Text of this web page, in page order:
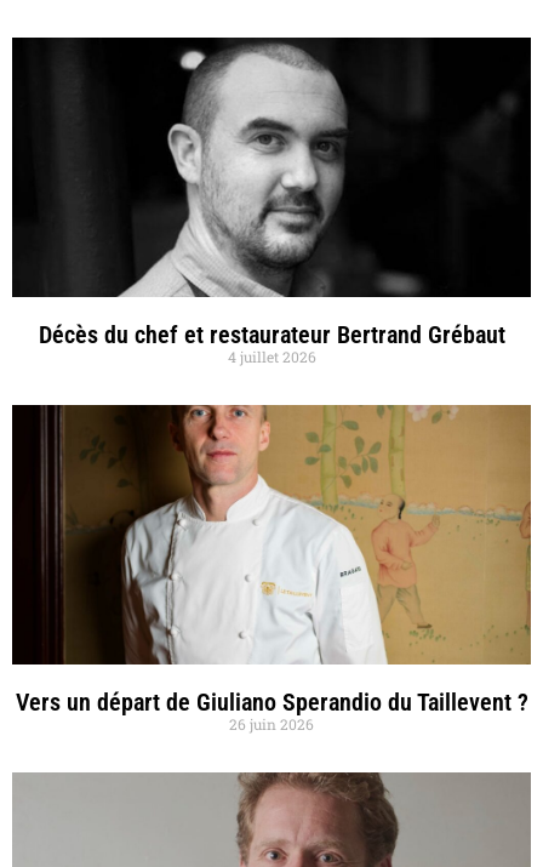
Décès du chef et restaurateur Bertrand Grébaut
4 juillet 2026
Vers un départ de Giuliano Sperandio du Taillevent ?
26 juin 2026